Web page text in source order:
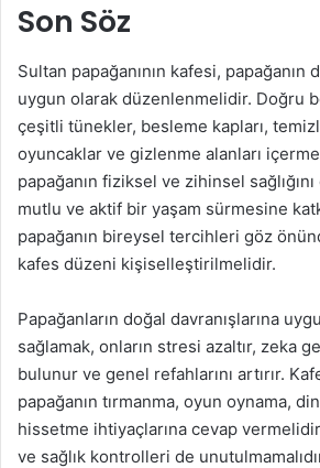
Son Söz
Sultan papağanının kafesi, papağanın
uygun olarak düzenlenmelidir. Doğru
çeşitli tünekler, besleme kapları,
oyuncaklar ve gizlenme alanları
papağanın fiziksel ve zihinsel
mutlu ve aktif bir yaşam sürmesine
papağanın bireysel tercihleri göz
kafes düzeni kişiselleştirilmelidir.
Papağanların doğal davranışlarına
sağlamak, onların stresi azaltır, zeka
bulunur ve genel refahlarını artırır.
papağanın tırmanma, oyun oynama,
hissetme ihtiyaçlarına cevap
ve sağlık kontrolleri de